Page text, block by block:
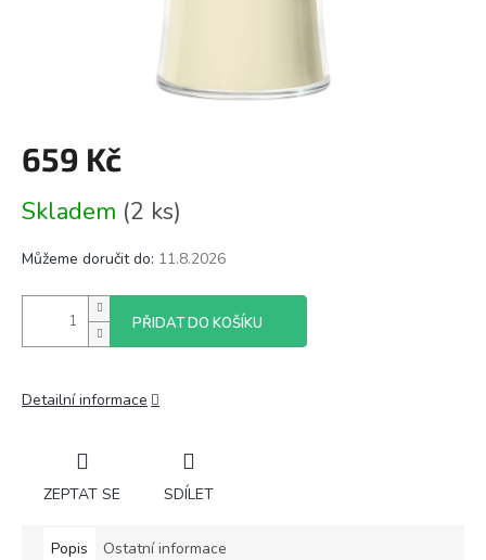
659 Kč
cena:
Skladem (2 ks)
Můžeme doručit do: 11.8.2026
PŘIDAT DO KOŠÍKU
Detailní informace
ZEPTAT SE SDÍLET
Popis Ostatní informace